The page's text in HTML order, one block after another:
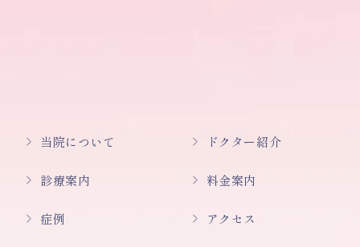
当院について ドクター紹介
診療案内 料金案内
症例 アクセス